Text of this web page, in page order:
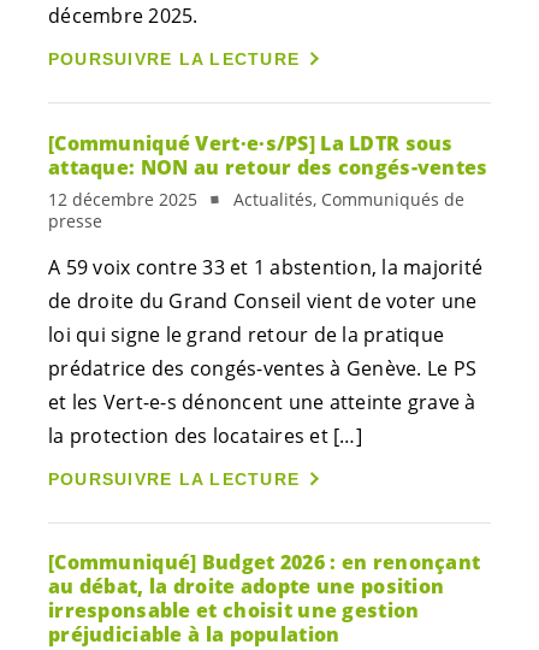
décembre 2025.
POURSUIVRE LA LECTURE
[CommuniquéVert·e·s/PS] La LDTR sous
attaque: NON au retour des congés-ventes
12 décembre 2025
Actualités, Communiqués de
presse
A 59 voix contre 33 et 1 abstention, la majorité
de droite du Grand Conseil vient de voter une
loi qui signe le grand retour de la pratique
prédatrice des congés-ventes à Genève. Le PS
et les Vert-e-s dénoncent une atteinte grave à
la protection des locataires et […]
POURSUIVRE LA LECTURE
[Communiqué] Budget 2026 : en renonçant
au débat, la droite adopte une position
irresponsable et choisit une gestion
préjudiciable à la population